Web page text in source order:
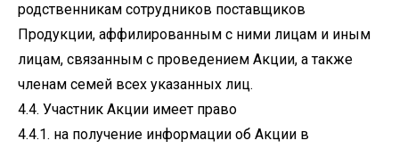
родственникам сотрудников поставщиков
Продукции, аффилированным с ними лицам и иным
лицам, связанным с проведением Акции, а также
членам семей всех указанных лиц.
4.4. Участник Акции имеет право
4.4.1. на получение информации об Акции в